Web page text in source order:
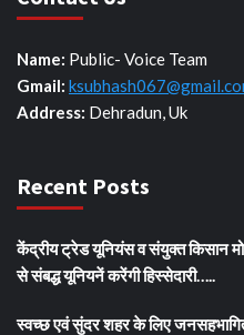
Name: Public- Voice Team
Gmail:
Address: Dehradun, Uk
Recent Posts
केंद्रीय ट्रेड यूनियंस व संयुक्त किसान
से संबद्ध यूनियनें करेंगी हिस्सेदारी…..
स्वच्छ एवं सुंदर शहर के लिए